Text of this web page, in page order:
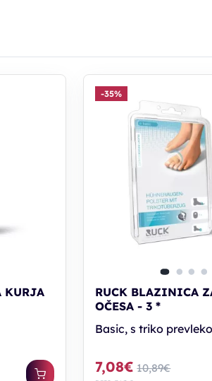
KURJA
-35%
RUCK BLAZINICA
OČESA - 3 *
Basic, s triko prevleko
7,08€ 10,89€